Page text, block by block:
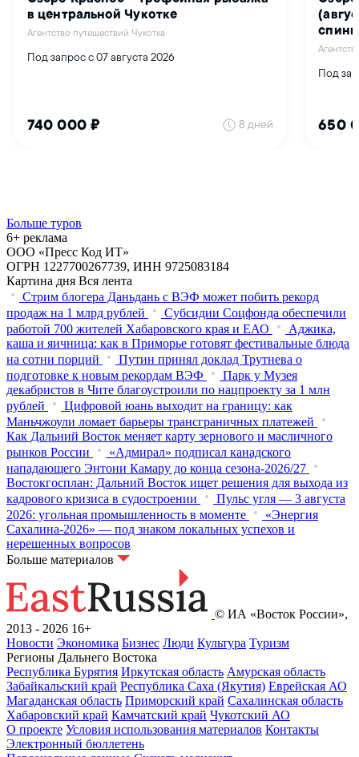
Больше туров
6+ реклама
ООО «Пресс Код ИТ»
ОГРН 1227700267739, ИНН 9725083184
Картина дня Вся лента
Стрим блогера Даньдань с ВЭФ может побить рекорд
продаж на 1 млрд рублей
Субсидии Соцфонда обеспечили
работой 700 жителей Хабаровского края и ЕАО
Аджика,
каша и яичница: как в Приморье готовят фестивальные блюда
на сотни порций
Путин принял доклад Трутнева о
подготовке к новым рекордам ВЭФ
Парк у Музея
декабристов в Чите благоустроили по нацпроекту за 1 млн
рублей
Цифровой юань выходит на границу: как
Маньчжоули ломает барьеры трансграничных платежей
Как Дальний Восток меняет карту зернового и масличного
рынков России
«Адмирал» подписал канадского
нападающего Энтони Камару до конца сезона-2026/27
Востокгосплан: Дальний Восток ищет решения для выхода из
кадрового кризиса в судостроении
Пульс угля — 3 августа
2026: угольная промышленность в моменте
«Энергия
Сахалина-2026» — под знаком локальных успехов и
нерешенных вопросов
Больше материалов
© ИА «Восток России»,
2013 - 2026 16+
Новости Экономика Бизнес Люди Культура Туризм
Регионы Дальнего Востока
Республика Бурятия Иркутская область Амурская область
Забайкальский край Республика Саха (Якутия) Еврейская АО
Магаданская область Приморский край Сахалинская область
Хабаровский край Камчатский край Чукотский АО
О проекте Условия использования материалов Контакты
Электронный бюллетень